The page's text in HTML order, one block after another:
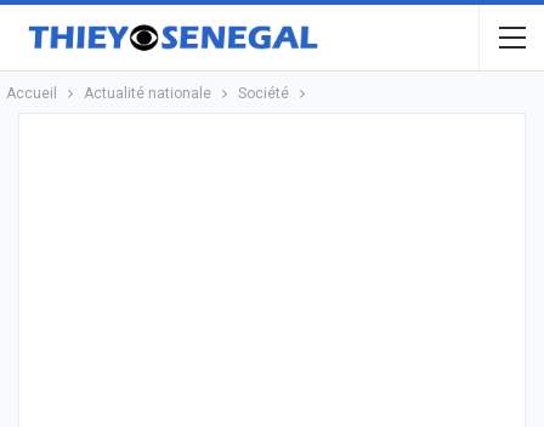
Accueil Actualité nationale Société